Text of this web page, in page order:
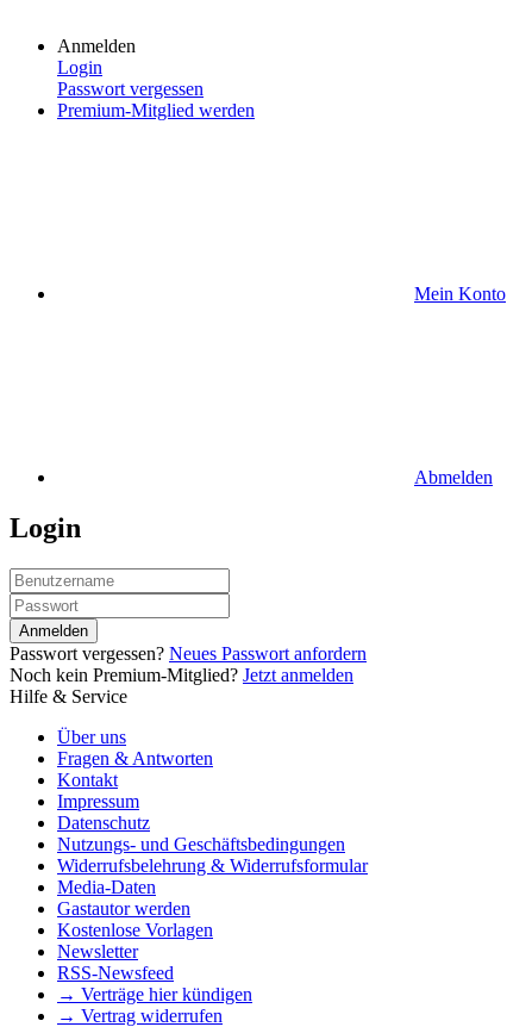
Anmelden
Login
Passwort vergessen
Premium-Mitglied werden
Mein Konto
Abmelden
Login
Anmelden
Passwort vergessen? Neues Passwort anfordern
Noch kein Premium-Mitglied? Jetzt anmelden
Hilfe & Service
Über uns
Fragen & Antworten
Kontakt
Impressum
Datenschutz
Nutzungs- und Geschäftsbedingungen
Widerrufsbelehrung & Widerrufsformular
Media-Daten
Gastautor werden
Kostenlose Vorlagen
Newsletter
RSS-Newsfeed
→ Verträge hier kündigen
→ Vertrag widerrufen